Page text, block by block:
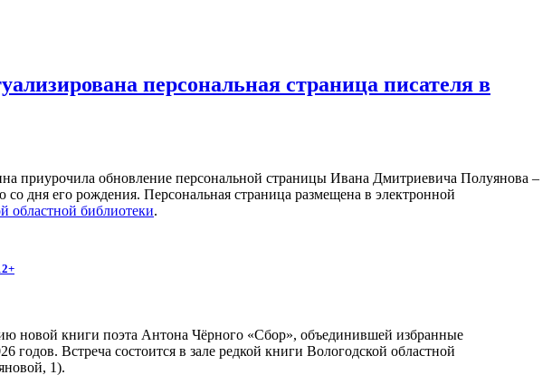
персональная страница писателя в
приурочила обновление персональной страницы Ивана Дмитриевича Полуянова –
дня его рождения. Персональная страница размещена в электронной
областной библиотеки.
новой книги поэта Антона Чёрного «Сбор», объединившей избранные
годов. Встреча состоится в зале редкой книги Вологодской областной
1).